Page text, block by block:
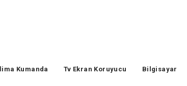
Kumanda Tv Ekran Koruyucu Bilgisayar